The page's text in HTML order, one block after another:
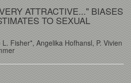
ATTRACTIVE..." BIASES
TO SEXUAL
Fisher*, Angelika Hofhansl, P. Vivien